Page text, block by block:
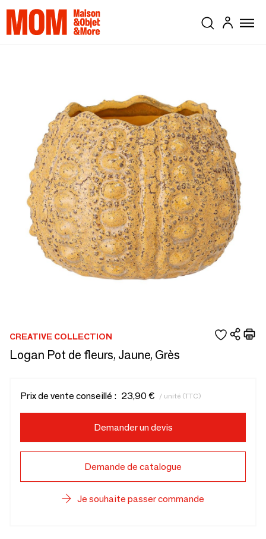
CREATIVE COLLECTION
Logan Pot de fleurs, Jaune, Grès
Prix de vente conseillé : 23,90 € / unité (TTC)
Demander un devis
Demande de catalogue
Je souhaite passer commande